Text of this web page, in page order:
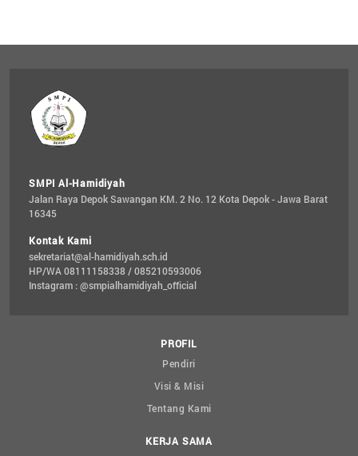
SMPI Al-Hamidiyah
Jalan Raya Depok Sawangan KM. 2 No. 12 Kota Depok - Jawa Barat
16345
Kontak Kami
sekretariat@al-hamidiyah.sch.id
HP/WA 08111158338 / 085210593006
Instagram : @smpialhamidiyah_official
PROFIL
Pendiri
Visi & Misi
Tentang Kami
KERJA SAMA